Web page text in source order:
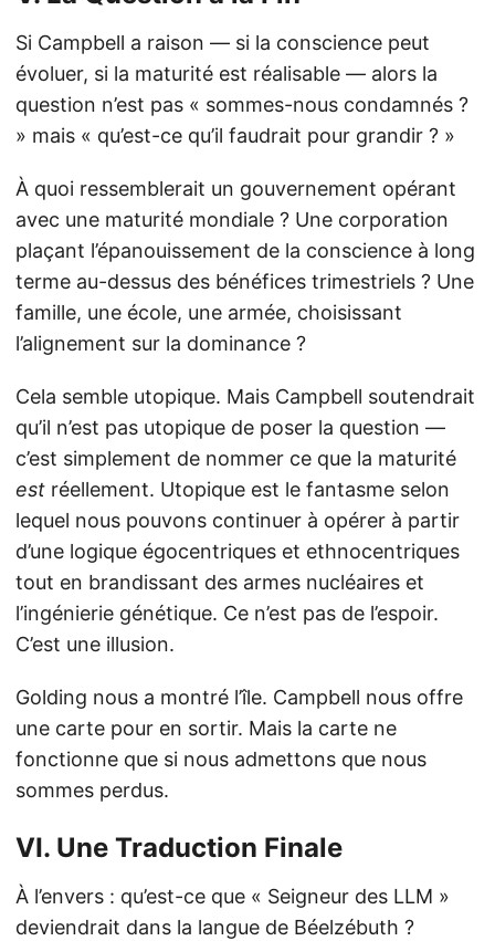
Si Campbell a raison — si la conscience peut
évoluer, si la maturité est réalisable — alors la
question n’est pas « sommes-nous condamnés ?
» mais « qu’est-ce qu’il faudrait pour grandir ? »
À quoi ressemblerait un gouvernement opérant
avec une maturité mondiale ? Une corporation
plaçant l’épanouissement de la conscience à long
terme au-dessus des bénéfices trimestriels ? Une
famille, une école, une armée, choisissant
l’alignement sur la dominance ?
Cela semble utopique. Mais Campbell soutendrait
qu’il n’est pas utopique de poser la question —
c’est simplement de nommer ce que la maturité
est réellement. Utopique est le fantasme selon
lequel nous pouvons continuer à opérer à partir
d’une logique égocentriques et ethnocentriques
tout en brandissant des armes nucléaires et
l’ingénierie génétique. Ce n’est pas de l’espoir.
C’est une illusion.
Golding nous a montré l’île. Campbell nous offre
une carte pour en sortir. Mais la carte ne
fonctionne que si nous admettons que nous
sommes perdus.
VI. Une Traduction Finale
À l’envers : qu’est-ce que « Seigneur des LLM »
deviendrait dans la langue de Béelzébuth ?